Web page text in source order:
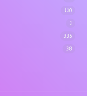
110
1
335
38